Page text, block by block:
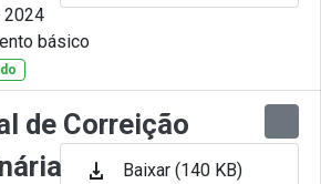
2024
básico
de Correição
nº 011-2024
Baixar (140 KB)